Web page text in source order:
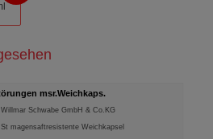
msr.Weichkaps.
Schwabe GmbH & Co.KG
St magensaftresistente Weichkapsel